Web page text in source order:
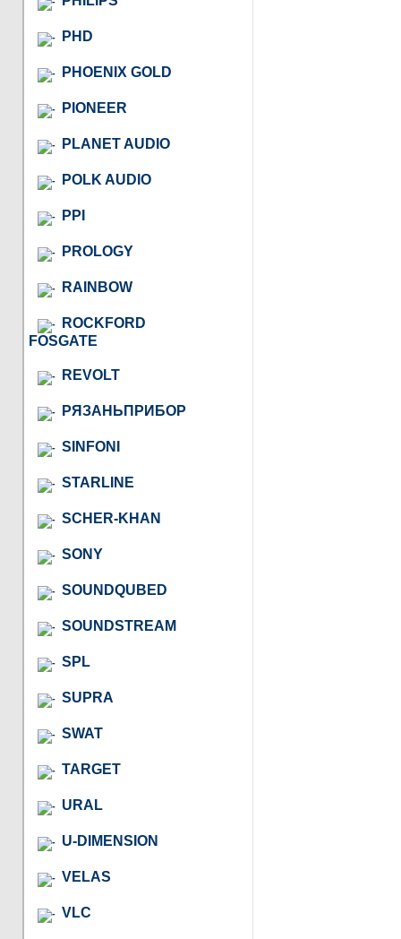
PHD
PHOENIX GOLD
PIONEER
PLANET AUDIO
POLK AUDIO
PPI
PROLOGY
RAINBOW
ROCKFORD
FOSGATE
REVOLT
РЯЗАНЬПРИБОР
SINFONI
STARLINE
SCHER-KHAN
SONY
SOUNDQUBED
SOUNDSTREAM
SPL
SUPRA
SWAT
TARGET
URAL
U-DIMENSION
VELAS
VLC